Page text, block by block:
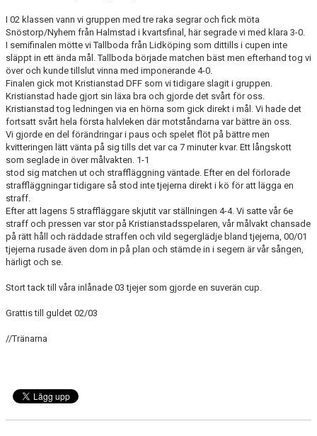
I 02 klassen vann vi gruppen med tre raka segrar och fick möta
Snöstorp/Nyhem från Halmstad i kvartsfinal, här segrade vi med klara 3-0.
I semifinalen mötte vi Tallboda från Lidköping som dittills i cupen inte
släppt in ett ända mål. Tallboda började matchen bäst men efterhand tog vi
över och kunde tillslut vinna med imponerande 4-0.
Finalen gick mot Kristianstad DFF som vi tidigare slagit i gruppen.
Kristianstad hade gjort sin läxa bra och gjorde det svårt för oss.
Kristianstad tog ledningen via en hörna som gick direkt i mål. Vi hade det
fortsatt svårt hela första halvleken där motståndarna var bättre än oss.
Vi gjorde en del förändringar i paus och spelet flöt på bättre men
kvitteringen lätt vänta på sig tills det var ca 7 minuter kvar. Ett långskott
som seglade in över målvakten. 1-1
stod sig matchen ut och straffläggning väntade. Efter en del förlorade
straffläggningar tidigare så stod inte tjejerna direkt i kö för att lägga en
straff.
Efter att lagens 5 straffläggare skjutit var ställningen 4-4. Vi satte vår 6e
straff och pressen var stor på Kristianstadsspelaren, vår målvakt chansade
på rätt håll och räddade straffen och vild segerglädje bland tjejerna, 00/01
tjejerna rusade även dom in på plan och stämde in i segern är vår sången,
härligt och se.
Stort tack till våra inlånade 03 tjejer som gjorde en suverän cup.
Grattis till guldet 02/03
//Tränarna